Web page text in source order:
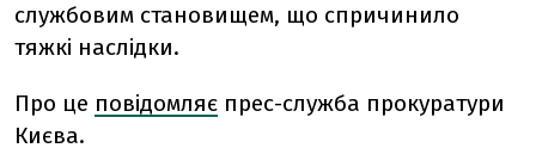
службовим становищем, що спричинило
тяжкі наслідки.
Про це повідомляє прес-служба прокуратури
Києва.